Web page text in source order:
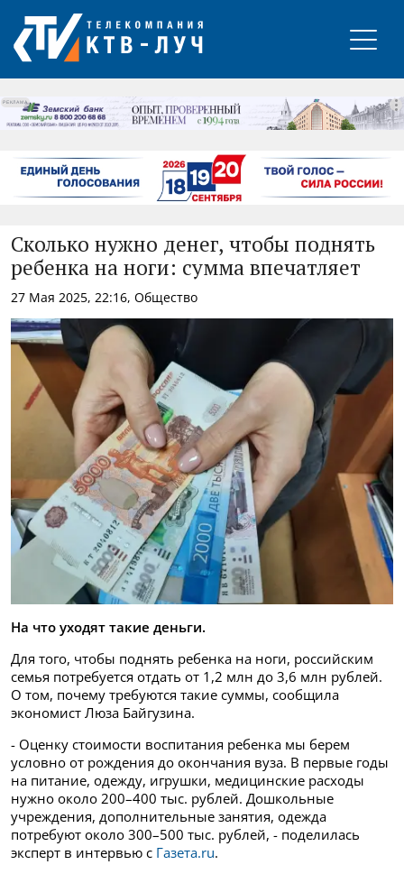
РЕКЛАМА
Сколько нужно денег, чтобы поднять
ребенка на ноги: сумма впечатляет
27 Мая 2025, 22:16, Общество
На что уходят такие деньги.
Для того, чтобы поднять ребенка на ноги, российским
семья потребуется отдать от 1,2 млн до 3,6 млн рублей.
О том, почему требуются такие суммы, сообщила
экономист Люза Байгузина.
- Оценку стоимости воспитания ребенка мы берем
условно от рождения до окончания вуза. В первые годы
на питание, одежду, игрушки, медицинские расходы
нужно около 200–400 тыс. рублей. Дошкольные
учреждения, дополнительные занятия, одежда
потребуют около 300–500 тыс. рублей, - поделилась
эксперт в интервью с Газета.ru.